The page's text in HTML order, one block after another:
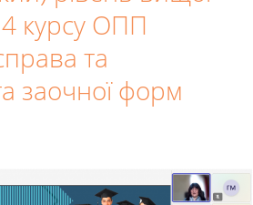
4 курсу ОПП
та
заочної форм